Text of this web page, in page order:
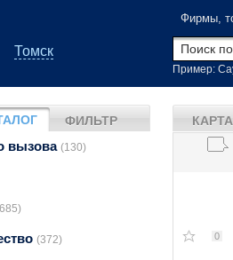
Томск
Фирмы,
Пример:
ФИЛЬТР
вызова (130)
(372)
КАРТА
0